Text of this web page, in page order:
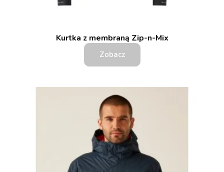
Kurtka z membraną Zip-n-Mix
Zobacz